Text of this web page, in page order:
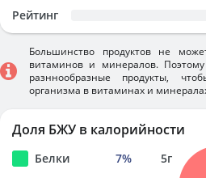
Рейтинг
Большинство продуктов не
витаминов и минералов.
разннообразные продукты,
организма в витаминах и
Доля БЖУ в калорийности
Белки 7% 5г